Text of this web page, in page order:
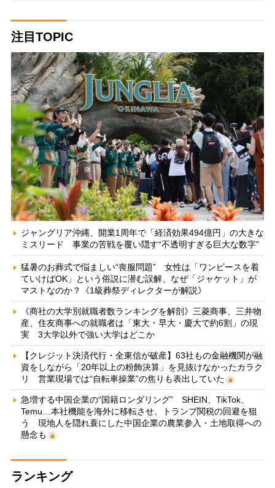
注目TOPIC
ジャングリア沖縄、開業1周年で「経済効果494億円」の大きな
ミスリード 事業の苦戦を覆い隠す“不透明すぎる巨大な数字”
猛暑のお葬式で悩ましい“喪服問題” 女性は「ワンピースを着
ていけばOK」という俗説に潜む誤解、なぜ「ジャケット」が
マストなのか？《1級葬祭ディレクターが解説》
《商社の大学別就職者数ランキングを解剖》三菱商事、三井物
産、住友商事への就職者は「東大・早大・慶大で約6割」の現
実 3大学以外で強い大学はどこか
【クレジット決済代行・全東信が破産】63社もの金融機関が融
資をしながら「20年以上の粉飾決算」を見抜けなかったカラク
リ 営業現場では“自転車操業”の焦りも表出していた
急増する中国企業の“国籍ロンダリング” SHEIN、TikTok、
Temu…本社機能を海外に移転させ、トランプ関税の回避を狙
う 現地人を隠れ蓑にした中国企業の農業参入・土地取得への
懸念も
ランキング